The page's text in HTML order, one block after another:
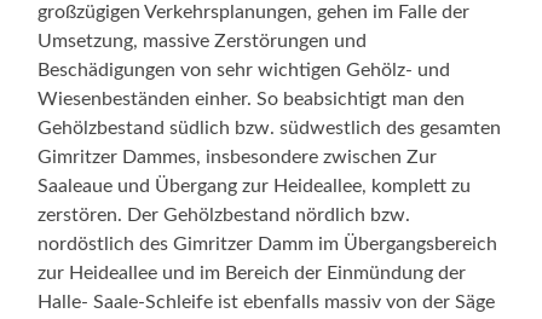
großzügigen Verkehrsplanungen, gehen im Falle der
Umsetzung, massive Zerstörungen und
Beschädigungen von sehr wichtigen Gehölz- und
Wiesenbeständen einher. So beabsichtigt man den
Gehölzbestand südlich bzw. südwestlich des gesamten
Gimritzer Dammes, insbesondere zwischen Zur
Saaleaue und Übergang zur Heideallee, komplett zu
zerstören. Der Gehölzbestand nördlich bzw.
nordöstlich des Gimritzer Damm im Übergangsbereich
zur Heideallee und im Bereich der Einmündung der
Halle- Saale-Schleife ist ebenfalls massiv von der Säge